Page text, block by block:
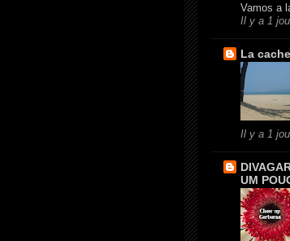
Vamos a
Il y a 1
La
Il y a 1
UM